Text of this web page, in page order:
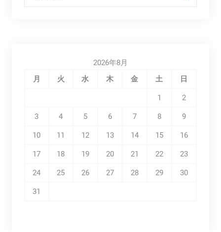
2026年8月
月
火 水 木 金 土 日
1 2
3 4 5 6 7 8 9
10 11 12 13 14 15 16
17 18 19 20 21 22 23
24 25 26 27 28 29 30
31